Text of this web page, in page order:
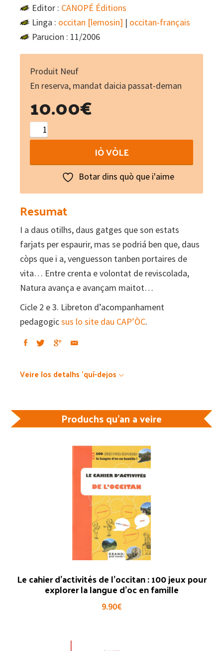
Editor : CANOPÉ Éditions
Linga : occitan [lemosin] | occitan-français
Parucion : 11/2006
Produit Neuf
En reserva, mandat daicia passat-deman
10.00€
L'espauridor
(libre
IÒ VÒLE
Botar dins quò que i'aime
Resumat
I a daus otilhs, daus gatges que son estats
farjats per espaurir, mas se podriá ben que, daus
còps que i a, venguesson tanben portaires de
vita… Entre crenta e volontat de reviscolada,
Natura avança e avançam maitot…
Cicle 2 e 3. Libreton d’acompanhament
pedagogicsus lo site dau CAP’ÒC.
Veire los detalhs 'quí-dejos
Produchs qu'an a veire
Le cahier d’activités de l’occitan : 100 jeux pour
explorer la langue d’oc en famille
9.90€